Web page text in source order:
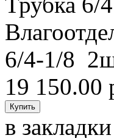
6/4-1/8
19 150.00
в закладки